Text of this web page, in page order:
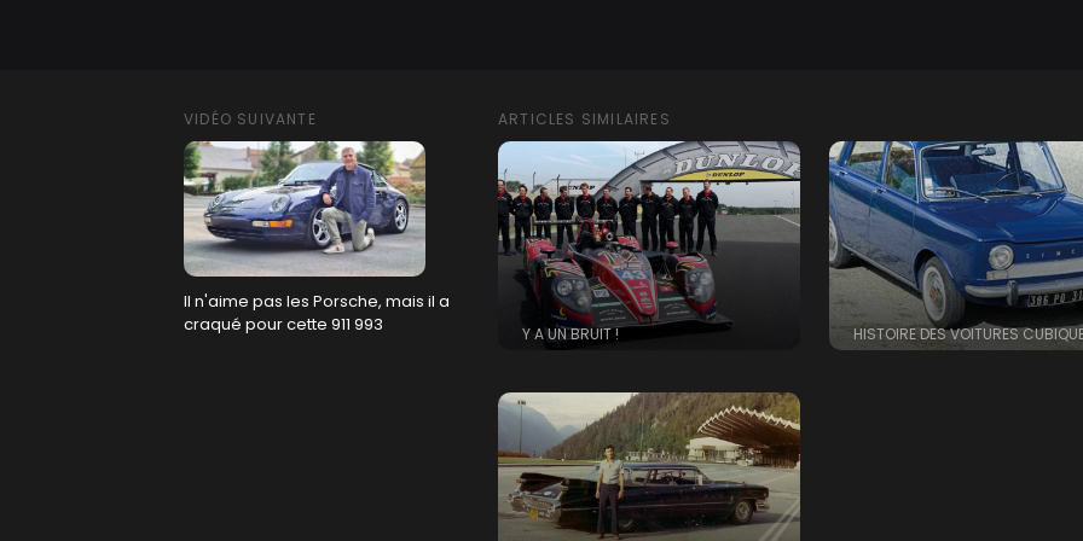
VIDÉO SUIVANTE
Il n'aime pas les Porsche, mais il a
craqué pour cette 911 993
ARTICLES SIMILAIRES
Y A UN BRUIT ! HISTOIRE DES VOITURES